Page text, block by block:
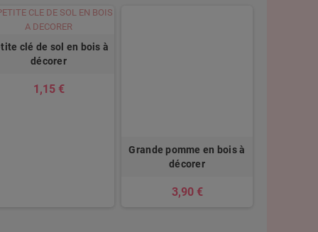
clé de sol en bois à
décorer
1,15 €
Grande pomme en bois à
décorer
3,90 €